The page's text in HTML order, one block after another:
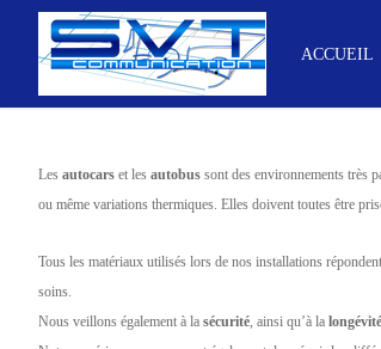
contenu
ACCUEIL
Les autocars et les autobus sont des environnements très
ou même variations thermiques. Elles doivent toutes être
Tous les matériaux utilisés lors de nos installations
soins.
Nous veillons également à la sécurité , ainsi qu’à la longévité